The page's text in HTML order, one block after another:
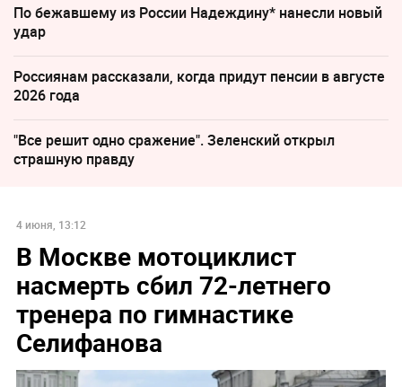
По бежавшему из России Надеждину* нанесли новый
удар
Россиянам рассказали, когда придут пенсии в августе
2026 года
"Все решит одно сражение". Зеленский открыл
страшную правду
4 июня, 13:12
В Москве мотоциклист
насмерть сбил 72-летнего
тренера по гимнастике
Селифанова